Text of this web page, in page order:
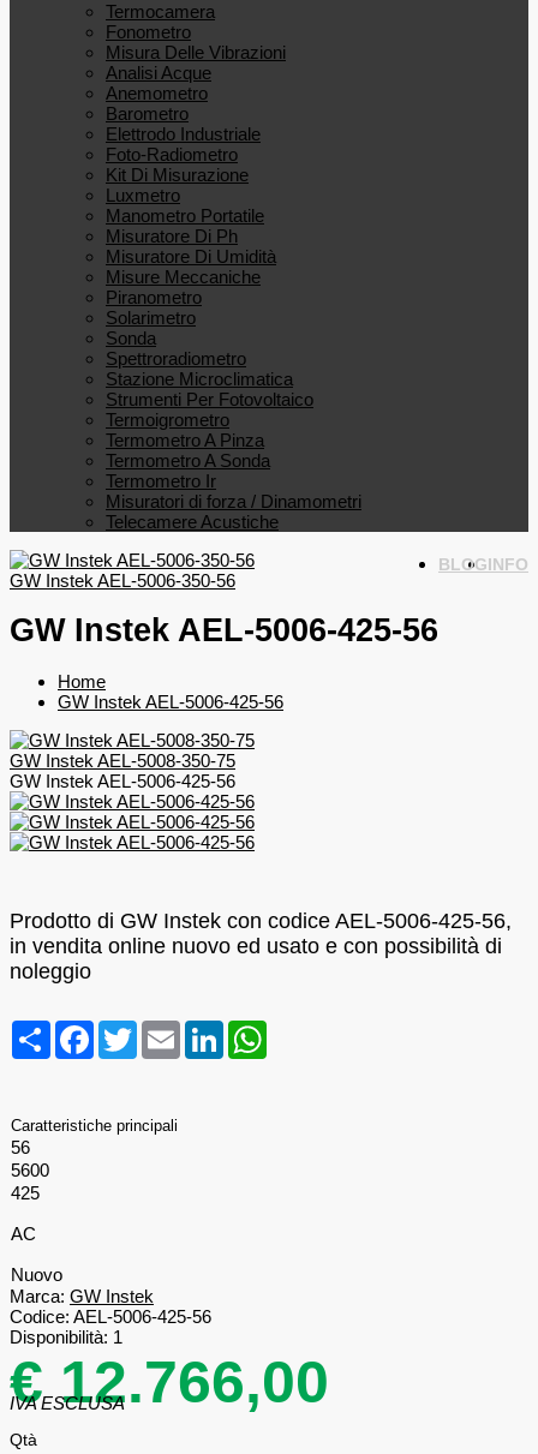
Termocamera
Fonometro
Misura Delle Vibrazioni
Analisi Acque
Anemometro
Barometro
Elettrodo Industriale
Foto-Radiometro
Kit Di Misurazione
Luxmetro
Manometro Portatile
Misuratore Di Ph
Misuratore Di Umidità
Misure Meccaniche
Piranometro
Solarimetro
Sonda
Spettroradiometro
Stazione Microclimatica
Strumenti Per Fotovoltaico
Termoigrometro
Termometro A Pinza
Termometro A Sonda
Termometro Ir
Misuratori di forza / Dinamometri
Telecamere Acustiche
INFO
BLOG
GW Instek AEL-5006-350-56
GW Instek AEL-5006-425-56
Home
GW Instek AEL-5006-425-56
GW Instek AEL-5008-350-75
GW Instek AEL-5006-425-56
Prodotto di GW Instek con codice AEL-5006-425-56,
in vendita online nuovo ed usato e con possibilità di
noleggio
CondividiFacebook
TwitterEmail LinkedIn
Caratteristiche principali
56
5600
425
AC
Nuovo
Marca: GW Instek
Codice: AEL-5006-425-56
Disponibilità: 1
€ 12.766,00
IVA ESCLUSA
Qtà